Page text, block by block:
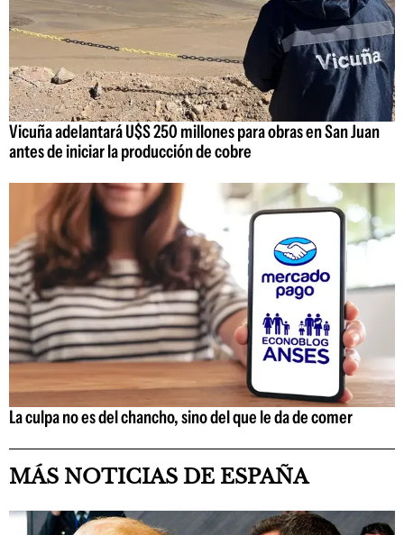
Vicuña adelantará U$S 250 millones para obras en San Juan
antes de iniciar la producción de cobre
La culpa no es del chancho, sino del que le da de comer
MÁS NOTICIAS DE ESPAÑA